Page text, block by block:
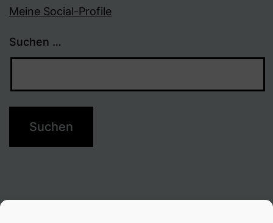
Meine Social-Profile
Suchen …